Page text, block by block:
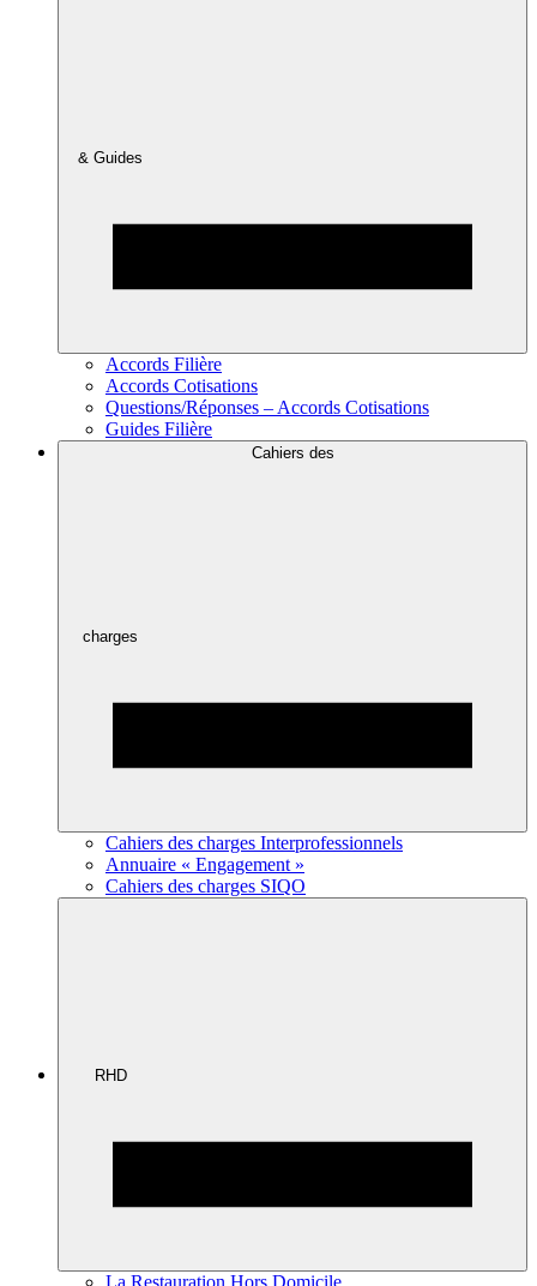
& Guides
Accords Filière
Accords Cotisations
Questions/Réponses – Accords Cotisations
Guides Filière
Cahiers des
charges
Cahiers des charges Interprofessionnels
Annuaire « Engagement »
Cahiers des charges SIQO
RHD
La Restauration Hors Domicile